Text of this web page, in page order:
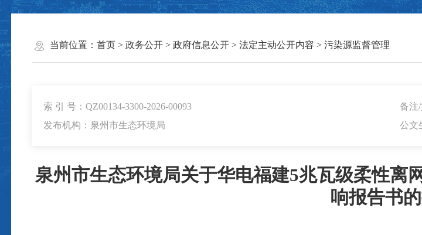
当前位置： 首页> 政务公开> 政府信息公开> 法定主动公开内容 > 污染源监督管理
索 引 号：QZ00134-3300-2026-00093
备注
发布机构：泉州市生态环境局
公文
泉州市生态环境局关于华电福建5兆瓦级柔性离
响报告书